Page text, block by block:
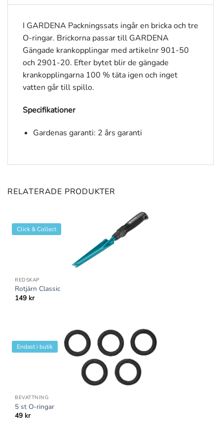
I GARDENA Packningssats ingår en bricka och tre
O-ringar. Brickorna passar till GARDENA
Gängade krankopplingar med artikelnr 901-50
och 2901-20. Efter bytet blir de gängade
krankopplingarna 100 % täta igen och inget
vatten går till spillo.
Specifikationer
Gardenas garanti: 2 års garanti
RELATERADE PRODUKTER
Click & Collect
REDSKAP
Rotjärn Classic
149 kr
Endast i butik
BEVATTNING
5 st O-ringar
49 kr